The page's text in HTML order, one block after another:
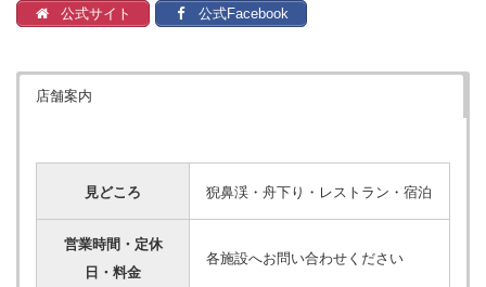
公式サイト 公式Facebook
店舗案内
見どころ 猊鼻渓・舟下り・レストラン・宿泊
営業時間・定休
日・料金
各施設へお問い合わせください